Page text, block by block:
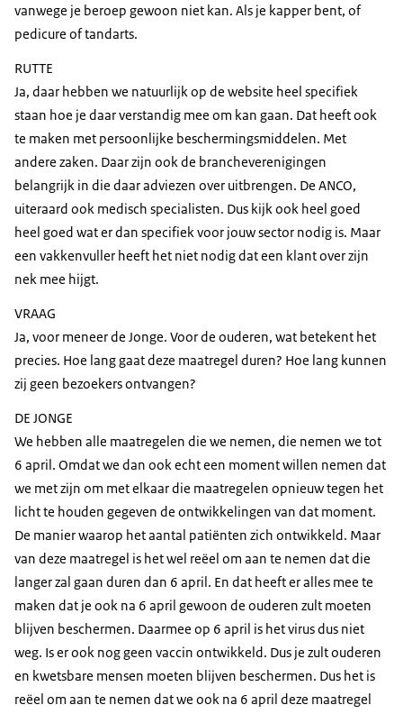
vanwege je beroep gewoon niet kan. Als je kapper bent, of
pedicure of tandarts.
RUTTE
Ja, daar hebben we natuurlijk op de website heel specifiek
staan hoe je daar verstandig mee om kan gaan. Dat heeft ook
te maken met persoonlijke beschermingsmiddelen. Met
andere zaken. Daar zijn ook de brancheverenigingen
belangrijk in die daar adviezen over uitbrengen. De ANCO,
uiteraard ook medisch specialisten. Dus kijk ook heel goed
heel goed wat er dan specifiek voor jouw sector nodig is. Maar
een vakkenvuller heeft het niet nodig dat een klant over zijn
nek mee hijgt.
VRAAG
Ja, voor meneer de Jonge. Voor de ouderen, wat betekent het
precies. Hoe lang gaat deze maatregel duren? Hoe lang kunnen
zij geen bezoekers ontvangen?
DE JONGE
We hebben alle maatregelen die we nemen, die nemen we tot
6 april. Omdat we dan ook echt een moment willen nemen dat
we met zijn om met elkaar die maatregelen opnieuw tegen het
licht te houden gegeven de ontwikkelingen van dat moment.
De manier waarop het aantal patiënten zich ontwikkeld. Maar
van deze maatregel is het wel reëel om aan te nemen dat die
langer zal gaan duren dan 6 april. En dat heeft er alles mee te
maken dat je ook na 6 april gewoon de ouderen zult moeten
blijven beschermen. Daarmee op 6 april is het virus dus niet
weg. Is er ook nog geen vaccin ontwikkeld. Dus je zult ouderen
en kwetsbare mensen moeten blijven beschermen. Dus het is
reëel om aan te nemen dat we ook na 6 april deze maatregel